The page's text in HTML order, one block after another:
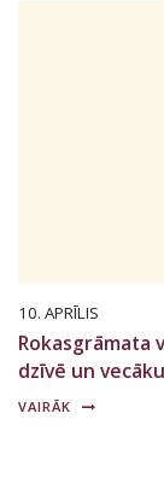
10. APRĪLIS
Rokasgrāmata
dzīvē un
VAIRĀK